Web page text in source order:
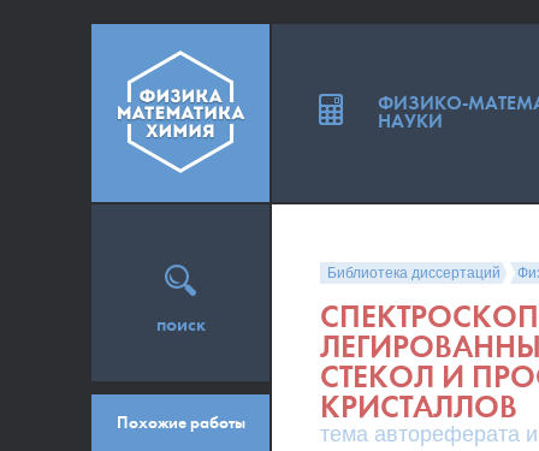
Библиотека диссертаций
СТЕКОЛ И
КРИСТАЛЛОВ
тема автореферата
поиск
Похожие работы
ФИЗИКО-
НАУКИ